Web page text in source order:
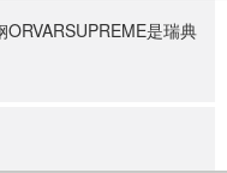
是瑞典